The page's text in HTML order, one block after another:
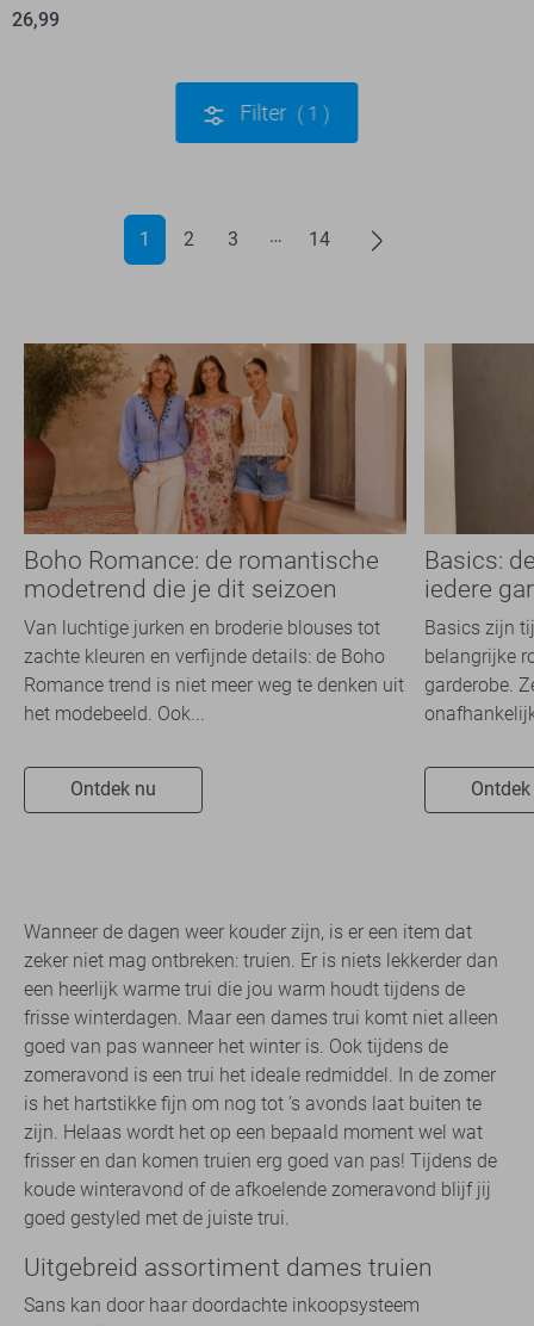
26,99
Filter 1
1 2 3 14
Boho Romance: de romantische
modetrend die je dit seizoen
overal ziet
Van luchtige jurken en broderie blouses tot
zachte kleuren en verfijnde details: de Boho
Romance trend is niet meer weg te denken uit
het modebeeld. Ook...
Ontdek nu
Basics:
iedere
Basics zijn
belangrijke
garderobe.
Wanneer de dagen weer kouder zijn, is er een item dat
zeker niet mag ontbreken: truien. Er is niets lekkerder dan
een heerlijk warme trui die jou warm houdt tijdens de
frisse winterdagen. Maar een dames trui komt niet alleen
goed van pas wanneer het winter is. Ook tijdens de
zomeravond is een trui het ideale redmiddel. In de zomer
is het hartstikke fijn om nog tot ’s avonds laat buiten te
zijn. Helaas wordt het op een bepaald moment wel wat
frisser en dan komen truien erg goed van pas! Tijdens de
koude winteravond of de afkoelende zomeravond blijf jij
goed gestyled met de juiste trui.
Uitgebreid assortiment dames truien
Sans kan door haar doordachte inkoopsysteem